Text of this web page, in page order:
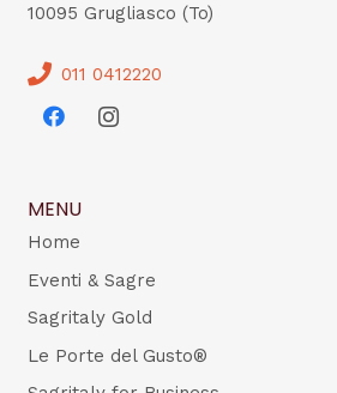
10095 Grugliasco (To)
011 0412220
MENU
Home
Eventi & Sagre
Sagritaly Gold
Le Porte del Gusto®